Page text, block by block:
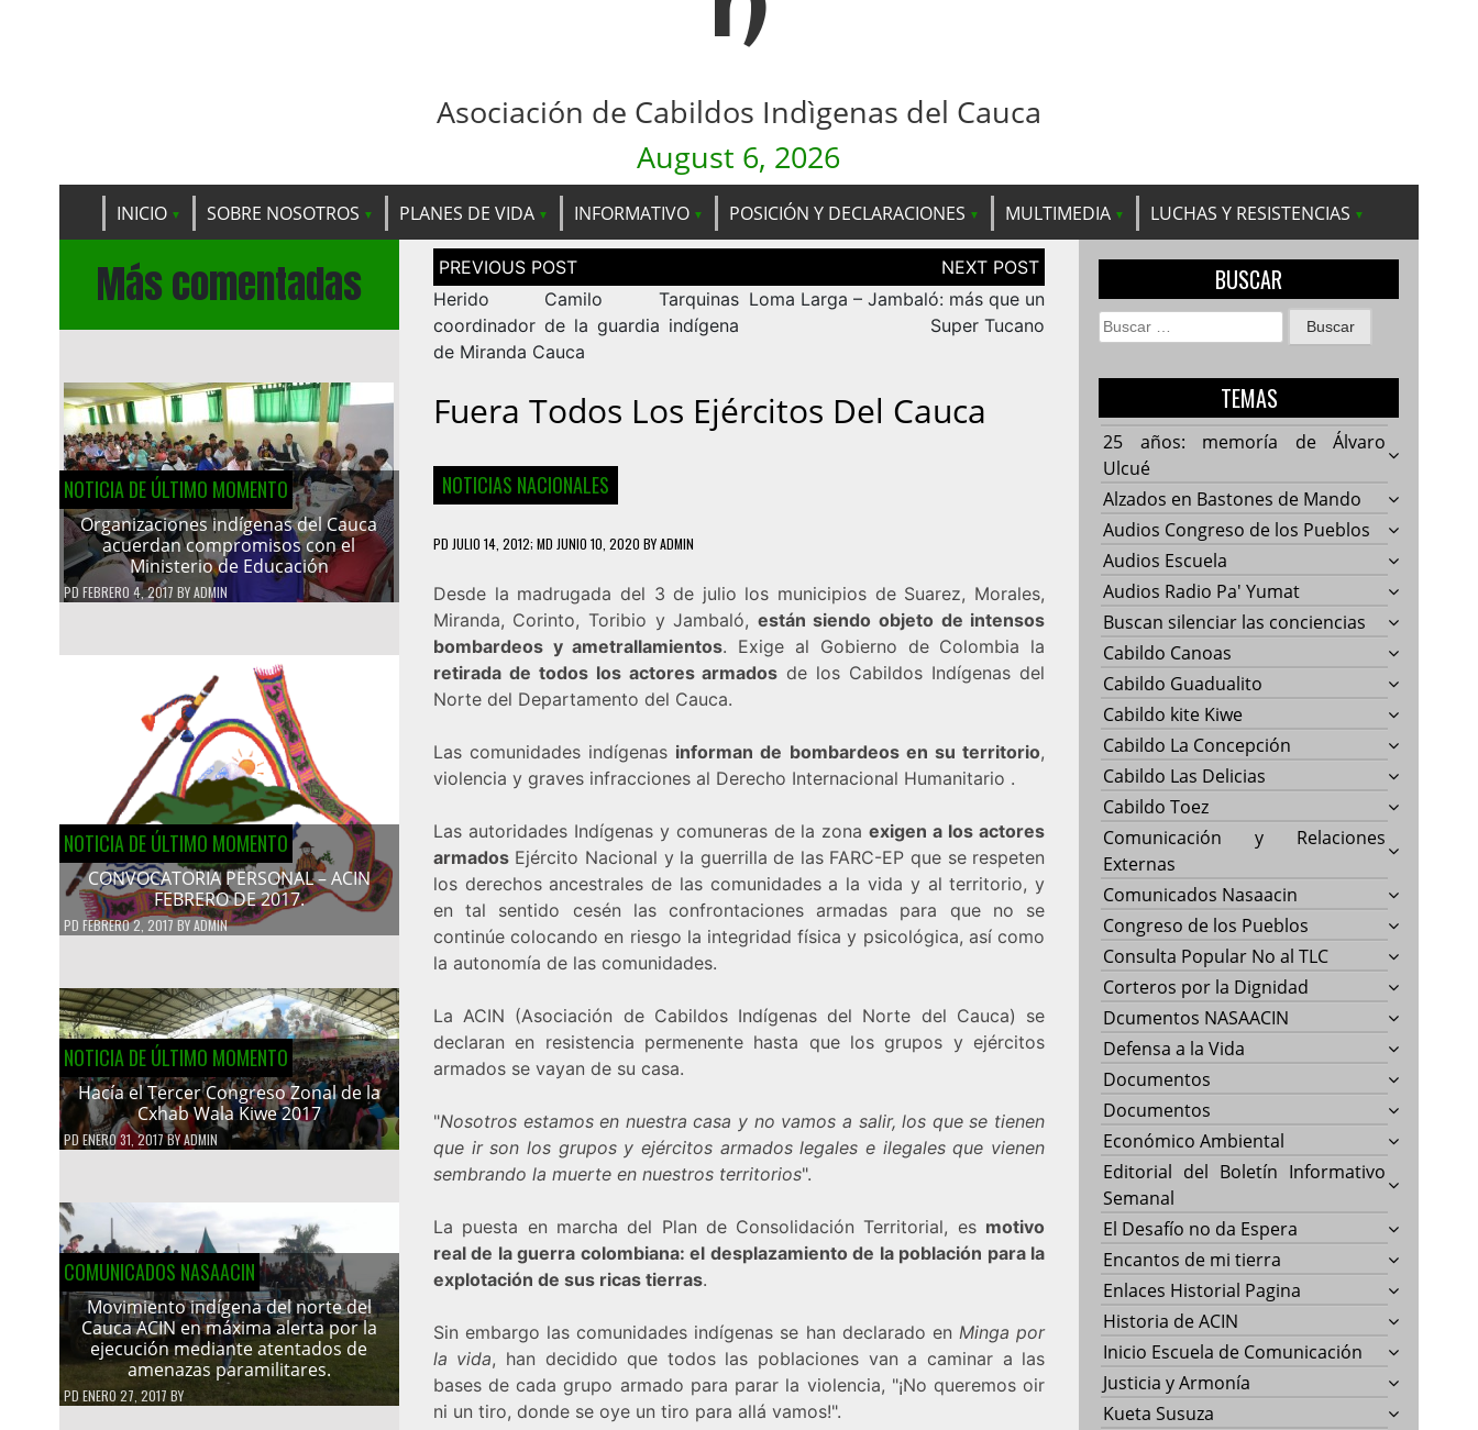
Asociación de Cabildos Indìgenas del Cauca
August 6, 2026
INICIO SOBRE NOSOTROS PLANES DE VIDA INFORMATIVO POSICIÓN Y DECLARACIONES MULTIMEDIA LUCHAS Y RESISTENCIAS
Más comentadas
NOTICIA DE ÚLTIMO MOMENTO
Organizaciones indígenas del Cauca
acuerdan compromisos con el
Ministerio de Educación
PD FEBRERO 4, 2017 BYADMIN
NOTICIA DE ÚLTIMO MOMENTO
CONVOCATORIA PERSONAL – ACIN
FEBRERO DE 2017.
PD FEBRERO 2, 2017BYADMIN
NOTICIA DE ÚLTIMO MOMENTO
Hacía el Tercer Congreso Zonal de la
Cxhab Wala Kiwe 2017
PDENERO 31, 2017BYADMIN
COMUNICADOS NASAACIN
Movimiento indígena del norte del
Cauca ACIN en máxima alerta por la
ejecución mediante atentados de
amenazas paramilitares.
PD ENERO 27, 2017 BY
Navegación
de
entradas
Herido Camilo Tarquinas
coordinador de la guardia indígena
de Miranda Cauca
Loma Larga – Jambaló: más que un
Super Tucano
Fuera Todos Los Ejércitos Del Cauca
NOTICIAS NACIONALES
PD JULIO 14, 2012; MD JUNIO 10, 2020 BYADMIN
Desde la madrugada del 3 de julio los municipios de Suarez, Morales,
Miranda, Corinto, Toribio y Jambaló, están siendo objeto de intensos
bombardeos y ametrallamientos. Exige al Gobierno de Colombia la
retirada de todos los actores armados de los Cabildos Indígenas del
Norte del Departamento del Cauca.
Las comunidades indígenas informan de bombardeos en su territorio,
violencia y graves infracciones al Derecho Internacional Humanitario .
Las autoridades Indígenas y comuneras de la zonaexigen a los actores
armadosEjército Nacional y la guerrilla de las FARC-EP que se respeten
los derechos ancestrales de las comunidades a la vida y al territorio, y
en tal sentido cesén las confrontaciones armadas para que no se
continúe colocando en riesgo la integridad física y psicológica, así como
la autonomía de las comunidades.
La ACIN (Asociación de Cabildos Indígenas del Norte del Cauca) se
declaran en resistencia permenente hasta que los grupos y ejércitos
armados se vayan de su casa.
"Nosotros estamos en nuestra casa y no vamos a salir, los que se tienen
que ir son los grupos y ejércitos armados legales e ilegales que vienen
sembrando la muerte en nuestros territorios".
La puesta en marcha del Plan de Consolidación Territorial, es motivo
real de la guerra colombiana: el desplazamiento de la población para la
explotación de sus ricas tierras.
Sin embargo las comunidades indígenas se han declarado en Minga por
la vida, han decidido que todos las poblaciones van a caminar a las
bases de cada grupo armado para parar la violencia, "¡No queremos oir
ni un tiro, donde se oye un tiro para allá vamos!".
BUSCAR
Buscar:
TEMAS
25 años: memoría de Álvaro
Ulcué
Alzados en Bastones de Mando
Audios Congreso de los Pueblos
Audios Escuela
Audios Radio Pa' Yumat
Buscan silenciar las conciencias
Cabildo Canoas
Cabildo Guadualito
Cabildo kite Kiwe
Cabildo La Concepción
Cabildo Las Delicias
Cabildo Toez
Comunicación y Relaciones
Externas
Comunicados Nasaacin
Congreso de los Pueblos
Consulta Popular No al TLC
Corteros por la Dignidad
Dcumentos NASAACIN
Defensa a la Vida
Documentos
Documentos
Económico Ambiental
Editorial del Boletín Informativo
Semanal
El Desafío no da Espera
Encantos de mi tierra
Enlaces Historial Pagina
Historia de ACIN
Inicio Escuela de Comunicación
Justicia y Armonía
Kueta Susuza